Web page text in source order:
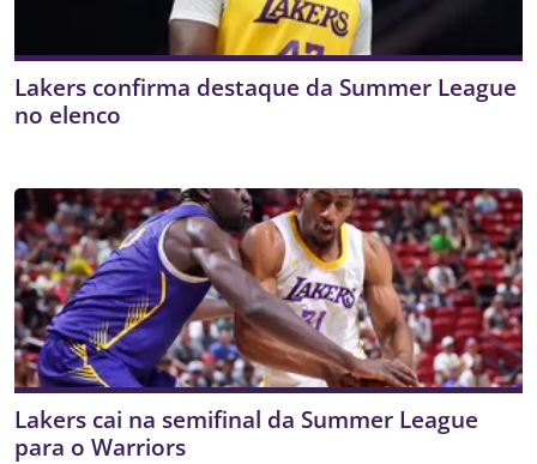
Lakers confirma destaque da Summer League
no elenco
Lakers cai na semifinal da Summer League
para o Warriors